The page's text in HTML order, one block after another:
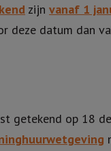
zijn vanaf 1
deze datum dan
getekend op 18